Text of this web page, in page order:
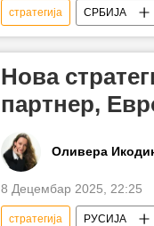
стратегија СРБИЈА
Нова
партнер,
Оливера
8 Децембар 2025, 22:25
стратегија РУСИЈА